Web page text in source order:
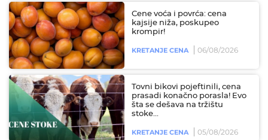
Cene voća i povrća: cena
kajsije niža, poskupeo
krompir!
KRETANJE CENA 06/08/2026
Tovni bikovi pojeftinili, cena
prasadi konačno porasla! Evo
šta se dešava na tržištu
stoke...
KRETANJE CENA 05/08/2026